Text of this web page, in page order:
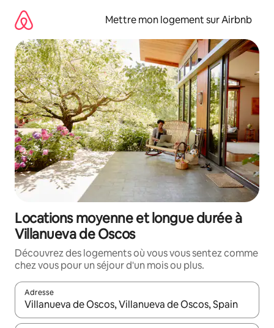
directement
contenu
Mettre mon logement sur Airbnb
Locations moyenne et longue durée à
Villanueva de Oscos
Découvrez des logements où vous vous sentez comme
chez vous pour un séjour d'un mois ou plus.
Adresse
Lorsque les résultats s'affichent, utilisez les flèches vers le